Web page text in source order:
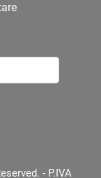
- P.IVA